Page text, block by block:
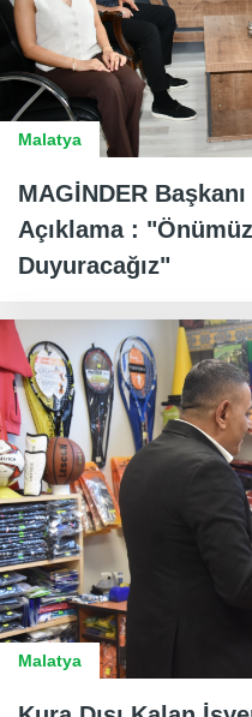
Malatya
MAGİNDER
Açıklama :
Duyuracağız"
Malatya